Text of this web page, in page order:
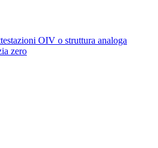
OIV o struttura analoga
zero